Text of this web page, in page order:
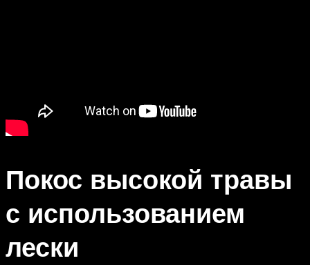
Покос высокой травы
с использованием
лески